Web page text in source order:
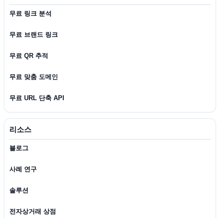
무료 링크 분석
무료 브랜드 링크
무료 QR 추적
무료 맞춤 도메인
무료 URL 단축 API
리소스
블로그
사례 연구
솔루션
전자상거래 상점